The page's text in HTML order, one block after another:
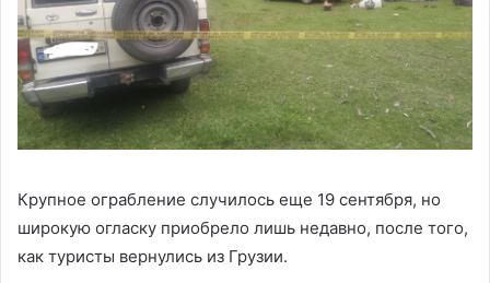
Крупное ограбление случилось еще 19 сентября, но
широкую огласку приобрело лишь недавно, после того,
как туристы вернулись из Грузии.